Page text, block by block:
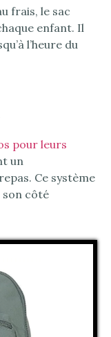
frais, le sac
enfant. Il
l’heure du
pour leurs
un
Ce système
côté